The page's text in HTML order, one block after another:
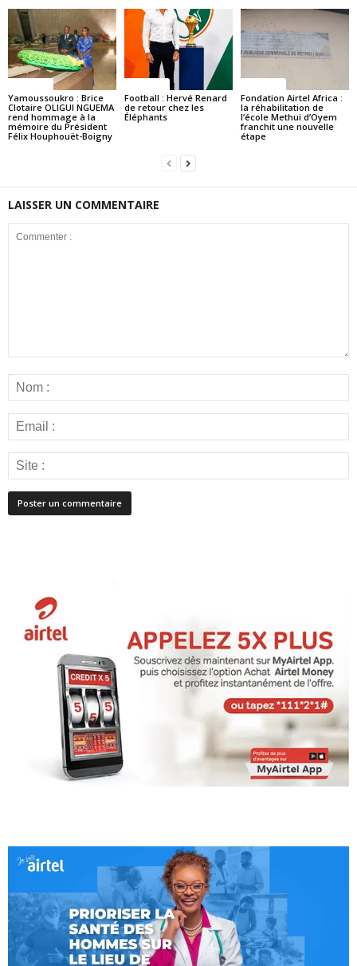
Yamoussoukro : Brice
Clotaire OLIGUI NGUEMA
rend hommage à la
mémoire du Président
Félix Houphouët-Boigny
Football : Hervé Renard
de retour chez les
Éléphants
Fondation Airtel Africa :
la réhabilitation de
l’école Methui d’Oyem
franchit une nouvelle
étape
LAISSER UN COMMENTAIRE